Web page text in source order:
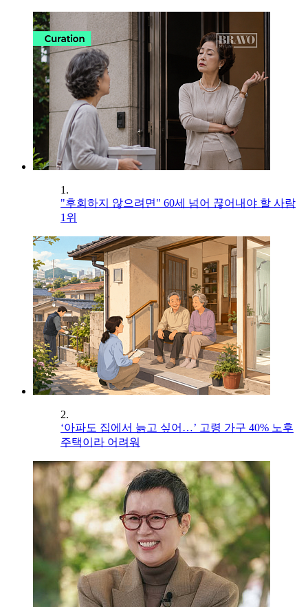
1.
"후회하지 않으려면" 60세 넘어 끊어내야 할 사람
1위
2.
‘아파도 집에서 늙고 싶어…’ 고령 가구 40% 노후
주택이라 어려워